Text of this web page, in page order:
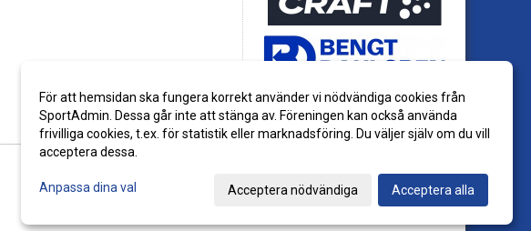
För att hemsidan ska fungera korrekt använder vi nödvändiga cookies från
SportAdmin. Dessa går inte att stänga av. Föreningen kan också använda
frivilliga cookies, t.ex. för statistik eller marknadsföring. Du väljer själv om du vill
acceptera dessa.
Anpassa dina val Acceptera nödvändiga Acceptera alla